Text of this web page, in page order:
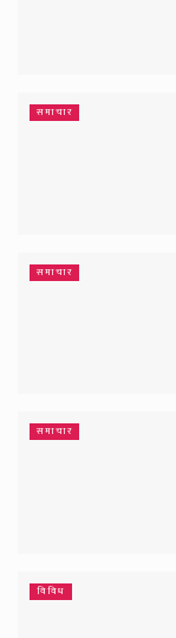
समाचार
समाचार
समाचार
विविध